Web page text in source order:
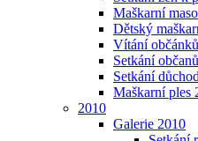
Maškarní
Dětský
Vítání
Setkání
Setkání
Maškarní ples
2010
Galerie 2010